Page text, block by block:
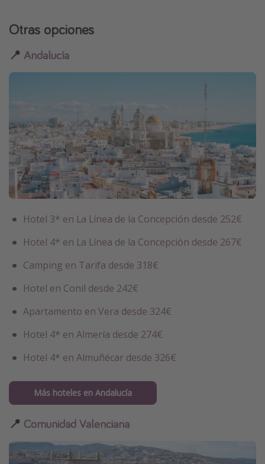
Otras opciones
📍 Andalucía
Hotel 3* en La Línea de la Concepción desde 252€
Hotel 4* en La Línea de la Concepción desde 267€
Camping en Tarifa desde 318€
Hotel en Conil desde 242€
Apartamento en Vera desde 324€
Hotel 4* en Almería desde 274€
Hotel 4* en Almuñécar desde 326€
Más hoteles en Andalucía
📍 Comunidad Valenciana